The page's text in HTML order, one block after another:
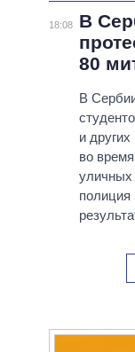
18:08
В
80
В
и
во
полиция